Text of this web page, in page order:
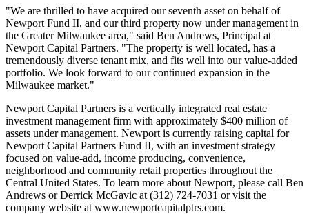
"We are thrilled to have acquired our seventh asset on behalf of
Newport Fund II, and our third property now under management in
the Greater Milwaukee area," said Ben Andrews, Principal at
Newport Capital Partners. "The property is well located, has a
tremendously diverse tenant mix, and fits well into our value-added
portfolio. We look forward to our continued expansion in the
Milwaukee market."
Newport Capital Partners is a vertically integrated real estate
investment management firm with approximately $400 million of
assets under management. Newport is currently raising capital for
Newport Capital Partners Fund II, with an investment strategy
focused on value-add, income producing, convenience,
neighborhood and community retail properties throughout the
Central United States. To learn more about Newport, please call Ben
Andrews or Derrick McGavic at (312) 724-7031 or visit the
company website at www.newportcapitalptrs.com.